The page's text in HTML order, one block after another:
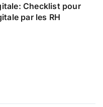
Checklist pour
par les RH